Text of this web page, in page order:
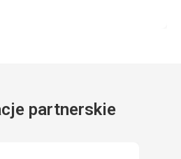
partnerskie